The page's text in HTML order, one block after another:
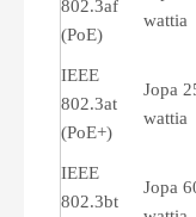
802.3af
(PoE)
wattia
IEEE
802.3at
(PoE+)
Jopa
wattia
IEEE
802.3bt
Jopa